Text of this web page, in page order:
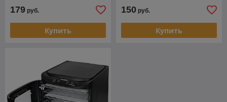
179 руб.
Купить
150 руб.
Купить